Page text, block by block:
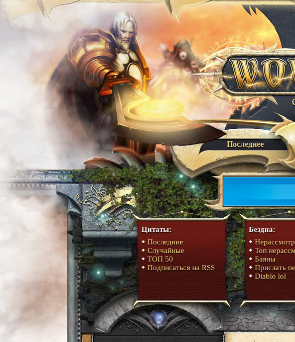
Последнее
Цитаты:
Последние
Случайные
ТОП 50
Подписаться на RSS
Бездна:
Топ
Баяны
Прислать
Diablo lol